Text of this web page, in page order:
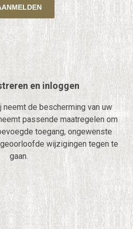
en inloggen
neemt de bescherming van uw
passende maatregelen om
toegang, ongewenste
wijzigingen tegen te
gaan.